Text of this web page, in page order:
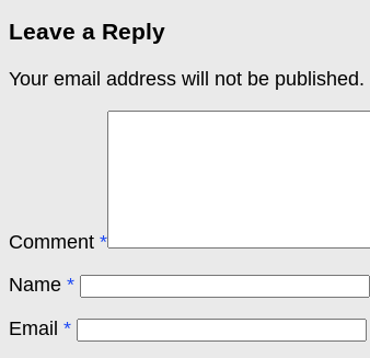
Leave a Reply
Your email address will not be published.
Comment *
Name *
Email *